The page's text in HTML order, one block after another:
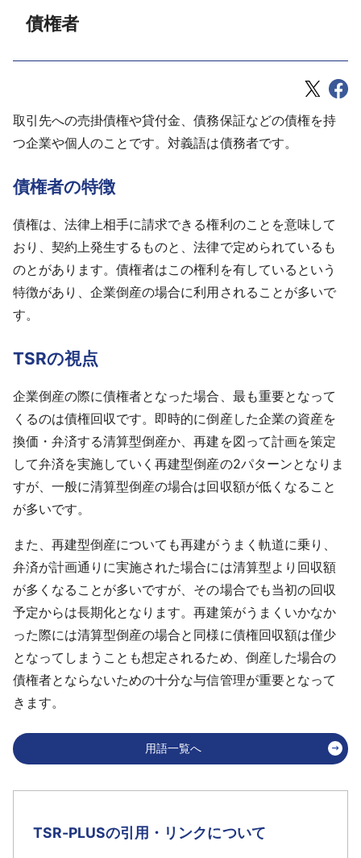
債権者
取引先への売掛債権や貸付金、債務保証などの債権を持
つ企業や個人のことです。対義語は債務者です。
債権者の特徴
債権は、法律上相手に請求できる権利のことを意味して
おり、契約上発生するものと、法律で定められているも
のとがあります。債権者はこの権利を有しているという
特徴があり、企業倒産の場合に利用されることが多いで
す。
TSRの視点
企業倒産の際に債権者となった場合、最も重要となって
くるのは債権回収です。即時的に倒産した企業の資産を
換価・弁済する清算型倒産か、再建を図って計画を策定
して弁済を実施していく再建型倒産の2パターンとなりま
すが、一般に清算型倒産の場合は回収額が低くなること
が多いです。
また、再建型倒産についても再建がうまく軌道に乗り、
弁済が計画通りに実施された場合には清算型より回収額
が多くなることが多いですが、その場合でも当初の回収
予定からは長期化となります。再建策がうまくいかなか
った際には清算型倒産の場合と同様に債権回収額は僅少
となってしまうことも想定されるため、倒産した場合の
債権者とならないための十分な与信管理が重要となって
きます。
用語一覧へ
TSR-PLUSの引用・リンクについて